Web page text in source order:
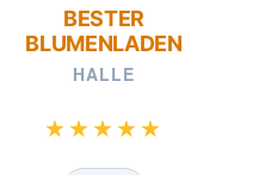
BESTER
BLUMENLADEN
HALLE
★★★★★